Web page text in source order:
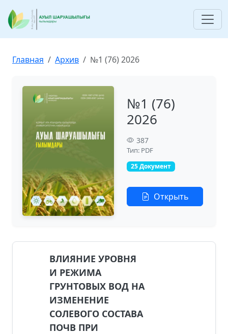
Главная Архив №1 (76) 2026
№1 (76)
2026
387
Тип: PDF
25 Документ
Открыть
ВЛИЯНИЕ УРОВНЯ
И РЕЖИМА
ГРУНТОВЫХ ВОД НА
ИЗМЕНЕНИЕ
СОЛЕВОГО СОСТАВА
ПОЧВ ПРИ